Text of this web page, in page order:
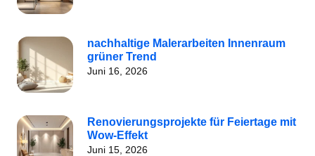
nachhaltige Malerarbeiten Innenraum
grüner Trend
Juni 16, 2026
Renovierungsprojekte für Feiertage mit
Wow-Effekt
Juni 15, 2026